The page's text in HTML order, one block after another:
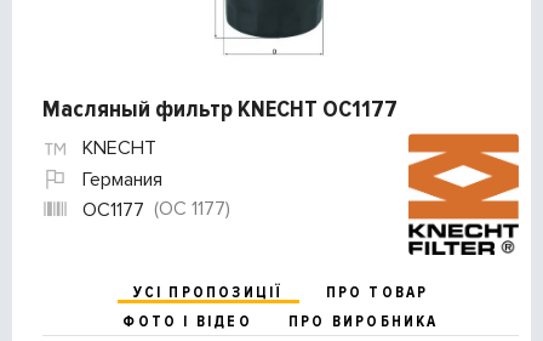
Масляный фильтр KNECHT OC1177
KNECHT
Германия
OC1177 (OC 1177)
УСІ ПРОПОЗИЦІЇ
ПРО ТОВАР
ФОТО І ВІДЕО
ПРО ВИРОБНИКА